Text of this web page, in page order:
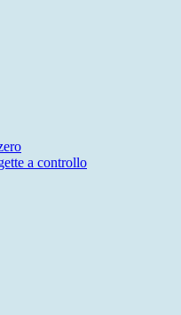
a controllo